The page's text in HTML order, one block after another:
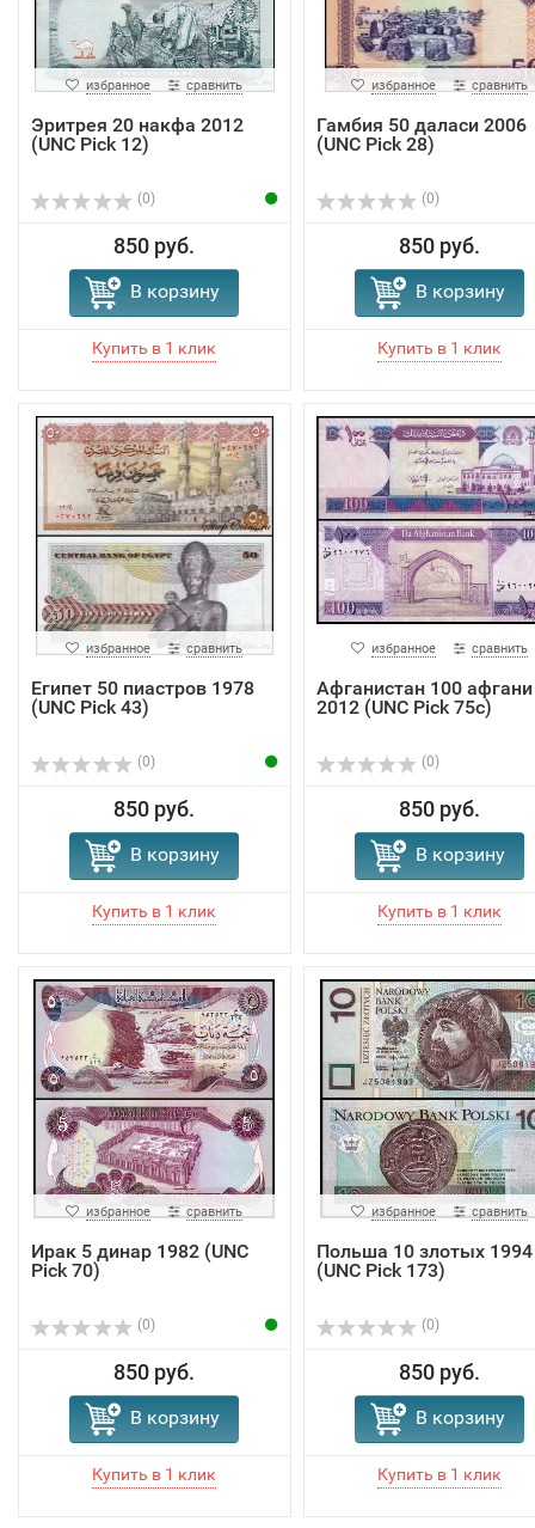
избранное сравнить
Эритрея 20 накфа 2012
(UNC Pick 12)
(0)
850 руб.
В корзину
избранное сравнить
Гамбия 50 даласи 2006
(UNC Pick 28)
(0)
850 руб.
В корзину
избранное сравнить
Египет 50 пиастров 1978
(UNC Pick 43)
(0)
850 руб.
В корзину
избранное сравнить
Афганистан 100 афгани
2012 (UNC Pick 75c)
(0)
850 руб.
В корзину
избранное сравнить
Ирак 5 динар 1982 (UNC
Pick 70)
(0)
850 руб.
В корзину
избранное сравнить
Польша 10 злотых 1994
(UNC Pick 173)
(0)
850 руб.
В корзину